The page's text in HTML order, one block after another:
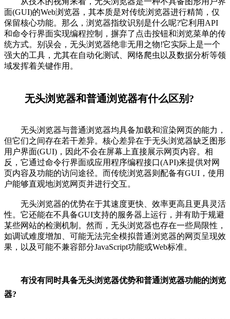
面(GUI)的Web浏览器，其本质是对传统浏览器进行精简，仅
保留核心功能。那么，浏览器指纹识别是什么呢?它利用API
和命令行界面实现编程控制，摒弃了点击按钮和浏览菜单的传
统方式。别误会，无头浏览器绝非无用之物!它实际上是一个
强大的工具，尤其在自动化测试、网络爬虫以及数据分析等领
域发挥着关键作用。
无头浏览器和普通浏览器有什么区别?
无头浏览器与普通浏览器均具备加载和渲染网页的能力，
但它们之间存在若干差异。核心差异在于无头浏览器缺乏图形
用户界面(GUI)，因此不会在屏幕上直接展示网页内容。相
反，它通过命令行界面或应用程序编程接口(API)来提供对网
页内容及功能的访问途径。而传统浏览器则配备有GUI，使用
户能够直观地浏览网页并进行交互。
无头浏览器的优势在于其速度更快、效率更高且更具灵活
性。它还能在不具备GUI支持的服务器上运行，并有助于规避
某些网站的检测机制。然而，无头浏览器也存在一些局限性，
如调试难度增加、可能无法完全模拟普通浏览器的网页呈现效
果，以及可能不兼容部分JavaScript功能或Web标准。
有没有同时具备无头浏览器优势和普通浏览器功能的浏览
器?